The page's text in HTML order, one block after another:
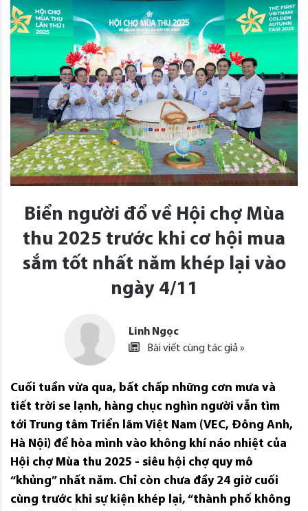
Biển người đổ về Hội chợ Mùa
thu 2025 trước khi cơ hội mua
sắm tốt nhất năm khép lại vào
ngày 4/11
Linh Ngọc
Bài viết cùng tác giả »
Cuối tuần vừa qua, bất chấp những cơn mưa và
tiết trời se lạnh, hàng chục nghìn người vẫn tìm
tới Trung tâm Triển lãm Việt Nam (VEC, Đông Anh,
Hà Nội) để hòa mình vào không khí náo nhiệt của
Hội chợ Mùa thu 2025 - siêu hội chợ quy mô
“khủng” nhất năm. Chỉ còn chưa đầy 24 giờ cuối
cùng trước khi sự kiện khép lại, “thành phố không